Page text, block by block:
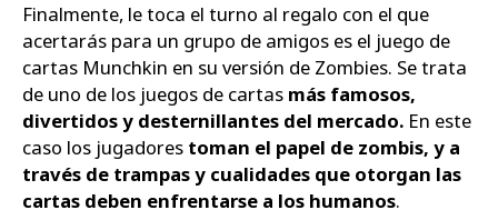
Finalmente, le toca el turno al regalo con el que
acertarás para un grupo de amigos es el juego de
cartas Munchkin en su versión de Zombies. Se trata
de uno de los juegos de cartas más famosos,
divertidos y desternillantes del mercado. En este
caso los jugadores toman el papel de zombis, y a
través de trampas y cualidades que otorgan las
cartas deben enfrentarse a los humanos.